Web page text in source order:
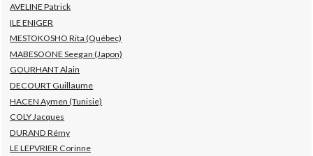
AVELINE Patrick
ILE ENIGER
MESTOKOSHO Rita (Québec)
MABESOONE Seegan (Japon)
GOURHANT Alain
DECOURT Guillaume
HACEN Aymen (Tunisie)
COLY Jacques
DURAND Rémy
LE LEPVRIER Corinne